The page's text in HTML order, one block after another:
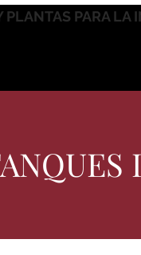
PLANTAS PARA LA